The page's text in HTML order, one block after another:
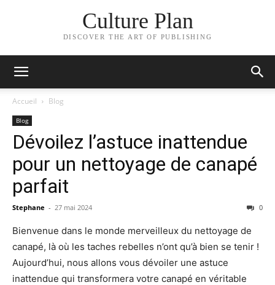
Culture Plan
DISCOVER THE ART OF PUBLISHING
Accueil Blog
Blog
Dévoilez l’astuce inattendue
pour un nettoyage de canapé
parfait
Stephane - 27 mai 2024 0
Bienvenue dans le monde merveilleux du nettoyage de
canapé, là où les taches rebelles n’ont qu’à bien se tenir !
Aujourd’hui, nous allons vous dévoiler une astuce
inattendue qui transformera votre canapé en véritable